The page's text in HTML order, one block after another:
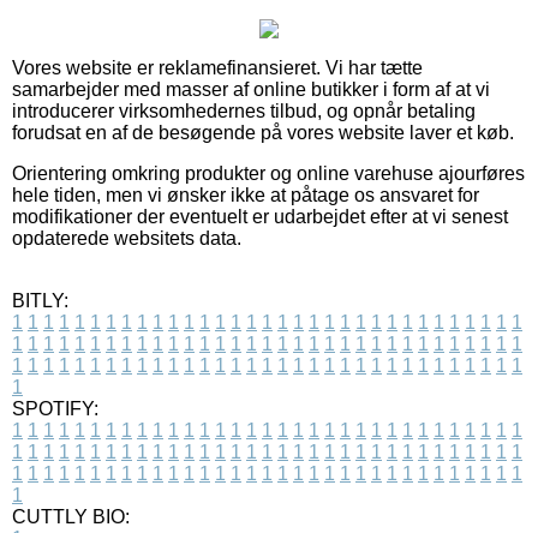
Vores website er reklamefinansieret. Vi har tætte
samarbejder med masser af online butikker i form af at vi
introducerer virksomhedernes tilbud, og opnår betaling
forudsat en af de besøgende på vores website laver et køb.
Orientering omkring produkter og online varehuse ajourføres
hele tiden, men vi ønsker ikke at påtage os ansvaret for
modifikationer der eventuelt er udarbejdet efter at vi senest
opdaterede websitets data.
BITLY:
1 1 1 1 1 1 1 1 1 1 1 1 1 1 1 1 1 1 1 1 1 1 1 1 1 1 1 1 1 1 1 1 1
1 1 1 1 1 1 1 1 1 1 1 1 1 1 1 1 1 1 1 1 1 1 1 1 1 1 1 1 1 1 1 1 1
1 1 1 1 1 1 1 1 1 1 1 1 1 1 1 1 1 1 1 1 1 1 1 1 1 1 1 1 1 1 1 1 1
1
SPOTIFY:
1 1 1 1 1 1 1 1 1 1 1 1 1 1 1 1 1 1 1 1 1 1 1 1 1 1 1 1 1 1 1 1 1
1 1 1 1 1 1 1 1 1 1 1 1 1 1 1 1 1 1 1 1 1 1 1 1 1 1 1 1 1 1 1 1 1
1 1 1 1 1 1 1 1 1 1 1 1 1 1 1 1 1 1 1 1 1 1 1 1 1 1 1 1 1 1 1 1 1
1
CUTTLY BIO: